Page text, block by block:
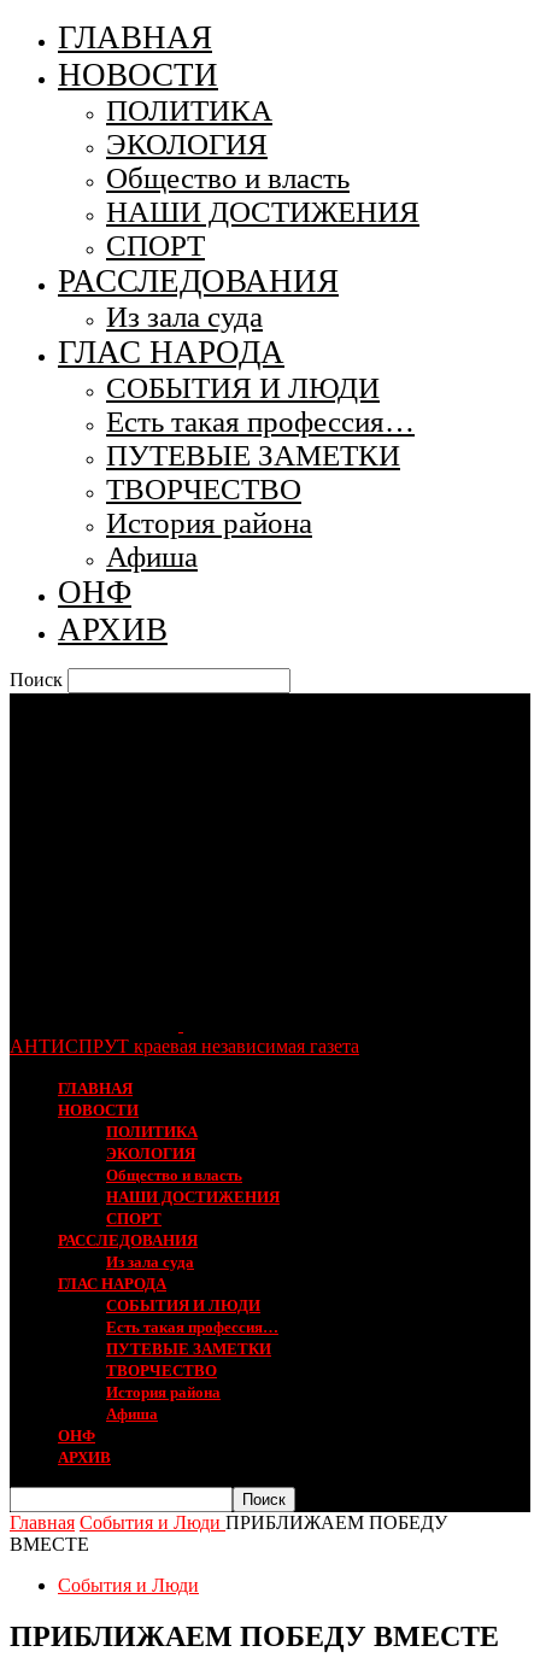
ГЛАВНАЯ
НОВОСТИ
ПОЛИТИКА
ЭКОЛОГИЯ
Общество и власть
НАШИ ДОСТИЖЕНИЯ
СПОРТ
РАССЛЕДОВАНИЯ
Из зала суда
ГЛАС НАРОДА
СОБЫТИЯ И ЛЮДИ
Есть такая профессия…
ПУТЕВЫЕ ЗАМЕТКИ
ТВОРЧЕСТВО
История района
Афиша
ОНФ
АРХИВ
Поиск
АНТИСПРУТ краевая независимая газета
ГЛАВНАЯ
НОВОСТИ
ПОЛИТИКА
ЭКОЛОГИЯ
Общество и власть
НАШИ ДОСТИЖЕНИЯ
СПОРТ
РАССЛЕДОВАНИЯ
Из зала суда
ГЛАС НАРОДА
СОБЫТИЯ И ЛЮДИ
Есть такая профессия…
ПУТЕВЫЕ ЗАМЕТКИ
ТВОРЧЕСТВО
История района
Афиша
ОНФ
АРХИВ
Главная События и Люди ПРИБЛИЖАЕМ ПОБЕДУ
ВМЕСТЕ
События и Люди
ПРИБЛИЖАЕМ ПОБЕДУ ВМЕСТЕ